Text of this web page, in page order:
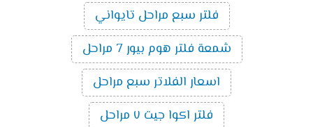
فلتر سبع مراحل تايواني
شمعة فلتر هوم بيور 7 مراحل
اسعار الفلاتر سبع مراحل
فلتر اكوا جيت ٧ مراحل